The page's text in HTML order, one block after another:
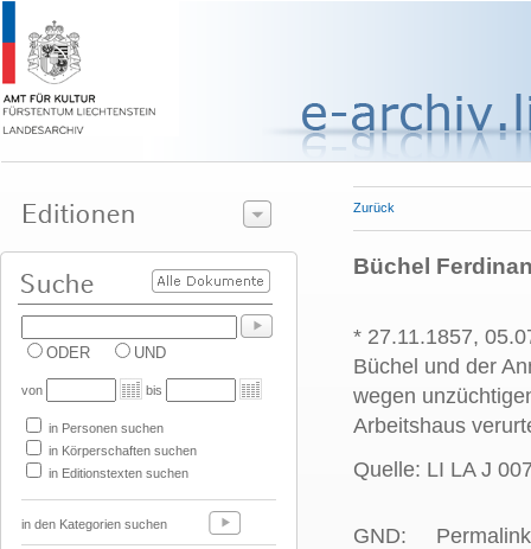
ODER UND
von bis
in Personen suchen
in Körperschaften suchen
in Editionstexten suchen
in den Kategorien suchen
Zurück
Büchel
* 27.11.1857,
Büchel und der
wegen
Arbeitshaus
Quelle: LI LA J
GND: